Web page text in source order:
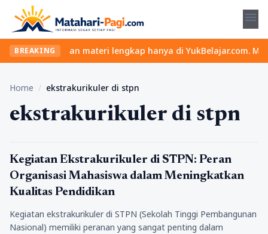
menu
BREAKING
seru dan materi lengkap hanya di YukBelajar.com.
Home / ekstrakurikuler di stpn
ekstrakurikuler di stpn
Pendidikan
Kegiatan Ekstrakurikuler di STPN: Peran
Organisasi Mahasiswa dalam Meningkatkan
Kualitas Pendidikan
Kegiatan ekstrakurikuler di STPN (Sekolah Tinggi Pembangunan
Nasional) memiliki peranan yang sangat penting dalam